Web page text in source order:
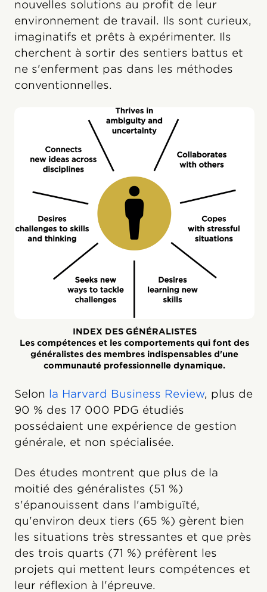
nouvelles solutions au profit de leur
environnement de travail. Ils sont curieux,
imaginatifs et prêts à expérimenter. Ils
cherchent à sortir des sentiers battus et
ne s'enferment pas dans les méthodes
conventionnelles.
INDEX DES GÉNÉRALISTES
Les compétences et les comportements qui font des
généralistes des membres indispensables d'une
communauté professionnelle dynamique.
Selon la Harvard Business Review, plus de
90 % des 17 000 PDG étudiés
possédaient une expérience de gestion
générale, et non spécialisée.
Des études montrent que plus de la
moitié des généralistes (51 %)
s'épanouissent dans l'ambiguïté,
qu'environ deux tiers (65 %) gèrent bien
les situations très stressantes et que près
des trois quarts (71 %) préfèrent les
projets qui mettent leurs compétences et
leur réflexion à l'épreuve.